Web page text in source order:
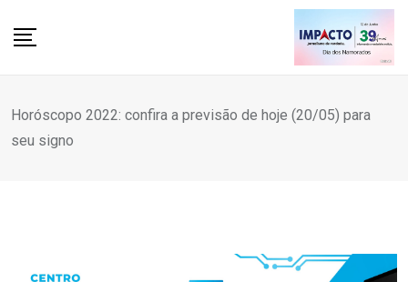
Horóscopo 2022: confira a previsão de hoje (20/05) para
seu signo